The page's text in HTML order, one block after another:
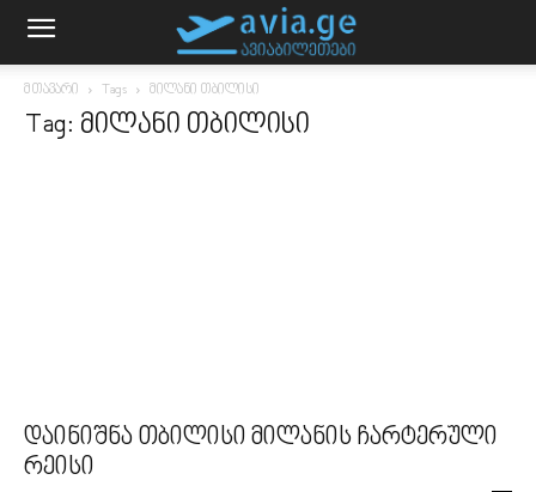
მთავარი Tags მილანი თბილისი
Tag: მილანი თბილისი
დაინიშნა თბილისი მილანის ჩარტერული
რეისი